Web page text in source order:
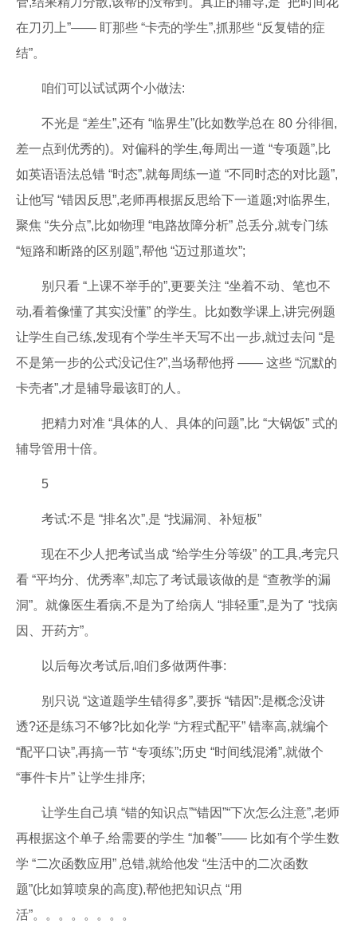
在刀刃上”—— 盯那些 “卡壳的学生”,抓那些 “反复错的症
结”。
咱们可以试试两个小做法:
不光是 “差生”,还有 “临界生”(比如数学总在 80 分徘徊,
差一点到优秀的)。对偏科的学生,每周出一道 “专项题”,比
如英语语法总错 “时态”,就每周练一道 “不同时态的对比题”,
让他写 “错因反思”,老师再根据反思给下一道题;对临界生,
聚焦 “失分点”,比如物理 “电路故障分析” 总丢分,就专门练
“短路和断路的区别题”,帮他 “迈过那道坎”;
别只看 “上课不举手的”,更要关注 “坐着不动、笔也不
动,看着像懂了其实没懂” 的学生。比如数学课上,讲完例题
让学生自己练,发现有个学生半天写不出一步,就过去问 “是
不是第一步的公式没记住?”,当场帮他捋 —— 这些 “沉默的
卡壳者”,才是辅导最该盯的人。
把精力对准 “具体的人、具体的问题”,比 “大锅饭” 式的
辅导管用十倍。
5
考试:不是 “排名次”,是 “找漏洞、补短板”
现在不少人把考试当成 “给学生分等级” 的工具,考完只
看 “平均分、优秀率”,却忘了考试最该做的是 “查教学的漏
洞”。就像医生看病,不是为了给病人 “排轻重”,是为了 “找病
因、开药方”。
以后每次考试后,咱们多做两件事:
别只说 “这道题学生错得多”,要拆 “错因”:是概念没讲
透?还是练习不够?比如化学 “方程式配平” 错率高,就编个
“配平口诀”,再搞一节 “专项练”;历史 “时间线混淆”,就做个
“事件卡片” 让学生排序;
让学生自己填 “错的知识点”“错因”“下次怎么注意”,老师
再根据这个单子,给需要的学生 “加餐”—— 比如有个学生数
学 “二次函数应用” 总错,就给他发 “生活中的二次函数
题”(比如算喷泉的高度),帮他把知识点 “用
活”。。。。。。。。